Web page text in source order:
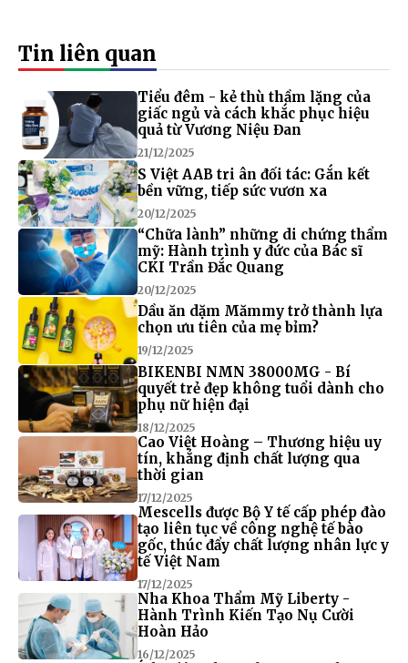
Tin liên quan
Tiểu đêm - kẻ thù thầm lặng của
giấc ngủ và cách khắc phục hiệu
quả từ Vương Niệu Đan
21/12/2025
S Việt AAB tri ân đối tác: Gắn kết
bền vững, tiếp sức vươn xa
20/12/2025
“Chữa lành” những di chứng thẩm
mỹ: Hành trình y đức của Bác sĩ
CKI Trần Đắc Quang
20/12/2025
Dầu ăn dặm Mămmy trở thành lựa
chọn ưu tiên của mẹ bỉm?
19/12/2025
BIKENBI NMN 38000MG - Bí
quyết trẻ đẹp không tuổi dành cho
phụ nữ hiện đại
18/12/2025
Cao Việt Hoàng – Thương hiệu uy
tín, khẳng định chất lượng qua
thời gian
17/12/2025
Mescells được Bộ Y tế cấp phép đào
tạo liên tục về công nghệ tế bào
gốc, thúc đẩy chất lượng nhân lực y
tế Việt Nam
17/12/2025
Nha Khoa Thẩm Mỹ Liberty -
Hành Trình Kiến Tạo Nụ Cười
Hoàn Hảo
16/12/2025